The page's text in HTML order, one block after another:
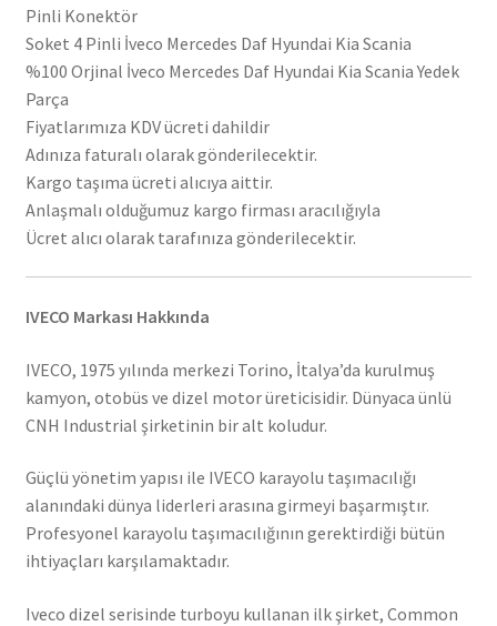
Pinli Konektör
Soket 4 Pinli İveco Mercedes Daf Hyundai Kia Scania
%100 Orjinal İveco Mercedes Daf Hyundai Kia Scania Yedek
Parça
Fiyatlarımıza KDV ücreti dahildir
Adınıza faturalı olarak gönderilecektir.
Kargo taşıma ücreti alıcıya aittir.
Anlaşmalı olduğumuz kargo firması aracılığıyla
Ücret alıcı olarak tarafınıza gönderilecektir.
IVECO Markası Hakkında
IVECO, 1975 yılında merkezi Torino, İtalya’da kurulmuş
kamyon, otobüs ve dizel motor üreticisidir. Dünyaca ünlü
CNH Industrial şirketinin bir alt koludur.
Güçlü yönetim yapısı ile IVECO karayolu taşımacılığı
alanındaki dünya liderleri arasına girmeyi başarmıştır.
Profesyonel karayolu taşımacılığının gerektirdiği bütün
ihtiyaçları karşılamaktadır.
Iveco dizel serisinde turboyu kullanan ilk şirket, Common